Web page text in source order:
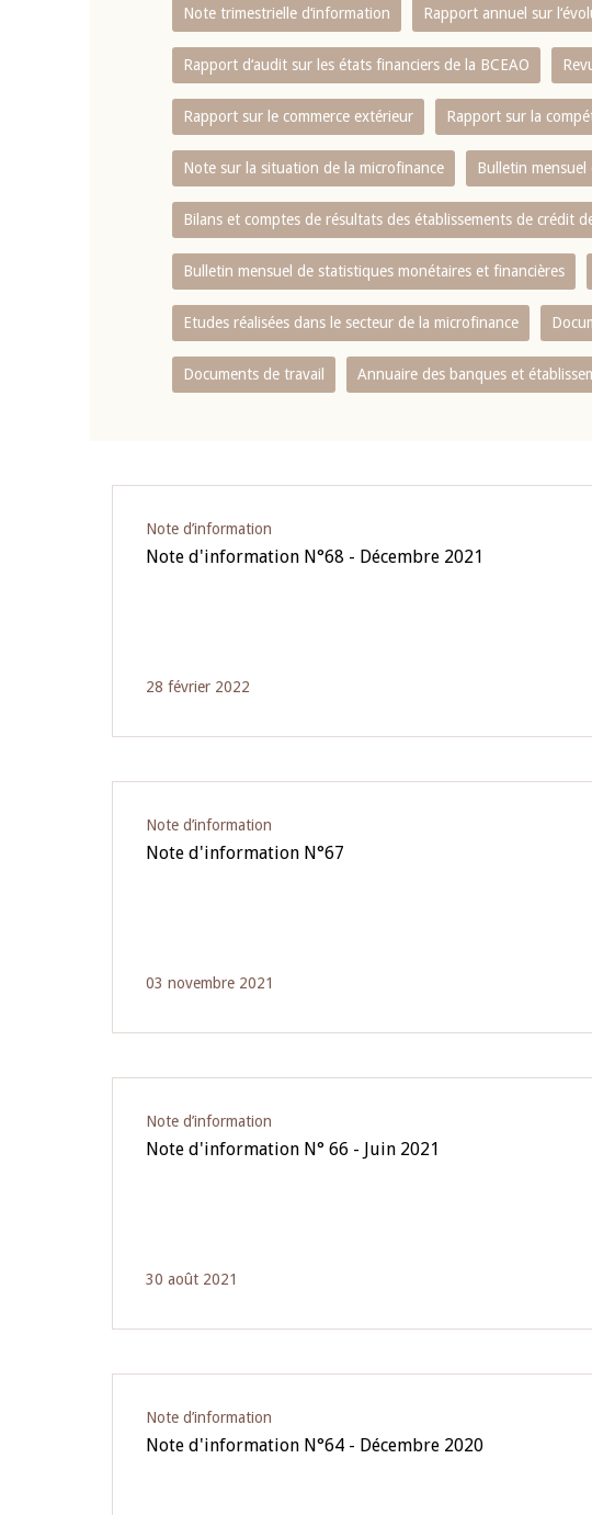
Note trimestrielle d‘information Rapport annuel sur
Rapport d‘audit sur les états financiers de la BCEAO
Rapport sur le commerce extérieur Rapport sur la
Note sur la situation de la microfinance Bulletin
Bilans et comptes de résultats des établissements de crédit
Bulletin mensuel de statistiques monétaires et financières
Etudes réalisées dans le secteur de la microfinance
Documents de travail Annuaire des banques et
Note d’information
Note d'information N°68 - Décembre 2021
28 février 2022
Note d’information
Note d'information N°67
03 novembre 2021
Note d’information
Note d'information N° 66 - Juin 2021
30 août 2021
Note d’information
Note d'information N°64 - Décembre 2020